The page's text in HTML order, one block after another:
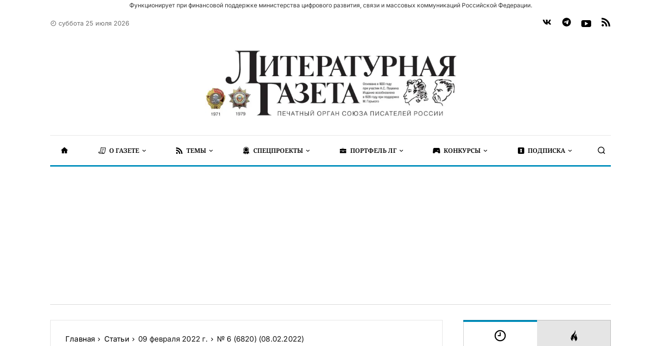
Функционирует при финансовой поддержке министерства цифрового развития, связи и массовых коммуникаций Российской Федерации.
суббота 25 июля 2026
О ГАЗЕТЕ ТЕМЫ СПЕЦПРОЕКТЫ ПОРТФЕЛЬ ЛГ КОНКУРСЫ ПОДПИСКА
Главная Статьи 09 февраля 2022 г. № 6 (6820) (08.02.2022)